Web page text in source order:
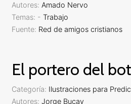
Autores: Amado Nervo
Temas: - Trabajo
Fuente: Red de amigos cristianos
El portero del
Categoría: Ilustraciones para
Autores: Jorge Bucay